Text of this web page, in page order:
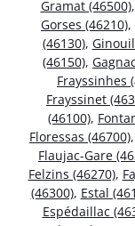
Gramat (46500),
Gorses (46210),
(46130),
(46150),
Frayssinhes
Frayssinet
(46100),
Floressas (46700),
Flaujac-Gare
Felzins (46270),
(46300), Estal
Espédaillac